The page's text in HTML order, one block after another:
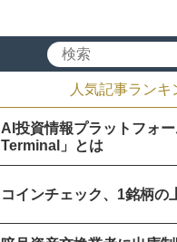
人気記事ランキ
AI投資情報プラットフォ
Terminal」とは
コインチェック、1銘柄の